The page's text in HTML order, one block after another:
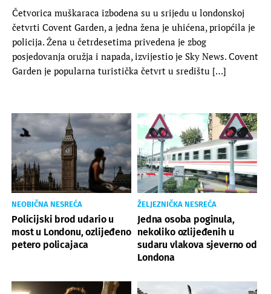
Četvorica muškaraca izbodena su u srijedu u londonskoj
četvrti Covent Garden, a jedna žena je uhićena, priopćila je
policija. Žena u četrdesetima privedena je zbog
posjedovanja oružja i napada, izvijestio je Sky News. Covent
Garden je popularna turistička četvrt u središtu […]
NEOBIČNA NESREĆA
Policijski brod udario u
most u Londonu, ozlijeđeno
petero policajaca
ŽELJEZNIČKA NESREĆA
Jedna osoba poginula,
nekoliko ozlijeđenih u
sudaru vlakova sjeverno od
Londona